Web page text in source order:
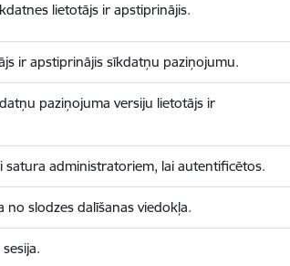
lietotājs ir apstiprinājis.
ir apstiprinājis sīkdatņu paziņojumu.
paziņojuma versiju lietotājs ir
satura administratoriem, lai autentificētos.
no slodzes dalīšanas viedokļa.